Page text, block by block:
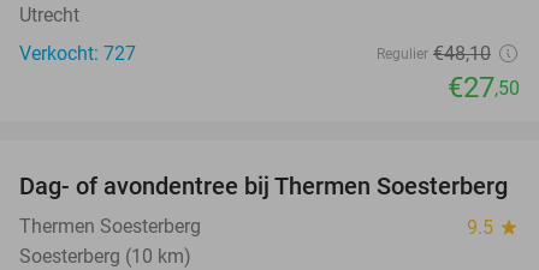
Utrecht
Verkocht: 727
Regulier €48,10
€27,50
29%
Dag- of avondentree bij Thermen Soesterberg
Thermen Soesterberg 9.5 star
Soesterberg (10 km)